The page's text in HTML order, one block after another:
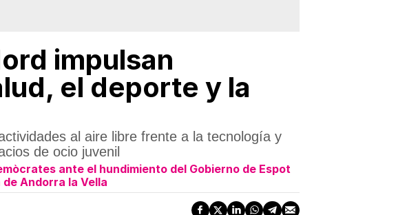
impulsan
el deporte y la
al aire libre frente a la tecnología y
de ocio juvenil
ante el hundimiento del Gobierno de Espot
Andorra la Vella